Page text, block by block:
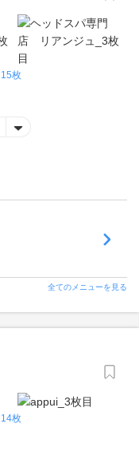
15枚
全てのメニューを見る
14枚